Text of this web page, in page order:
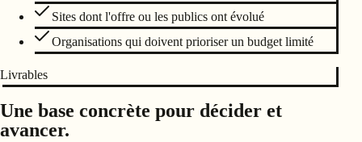
Sites dont l'offre ou les publics ont évolué
Organisations qui doivent prioriser un budget limité
Livrables
Une base concrète pour décider et
avancer.